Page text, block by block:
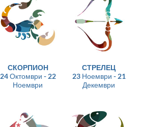
СКОРПИОН
24 Октомври - 22
Ноември
СТРЕЛЕЦ
23 Ноември - 21
Декември